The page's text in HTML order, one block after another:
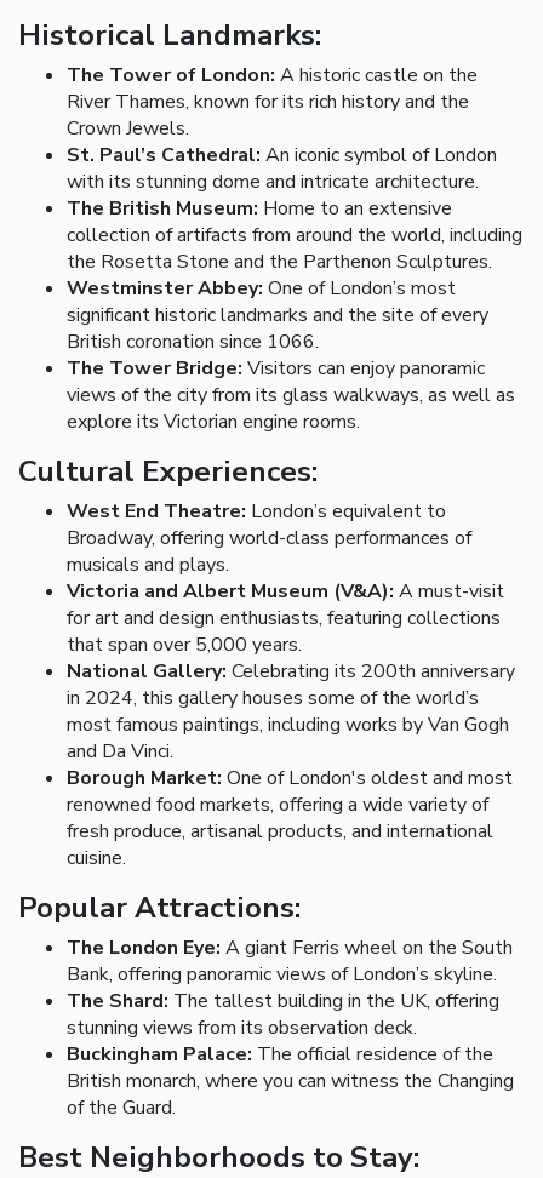
Historical Landmarks:
The Tower of London: A historic castle on the
River Thames, known for its rich history and the
Crown Jewels.
St. Paul’s Cathedral: An iconic symbol of London
with its stunning dome and intricate architecture.
The British Museum: Home to an extensive
collection of artifacts from around the world, including
the Rosetta Stone and the Parthenon Sculptures.
Westminster Abbey: One of London’s most
significant historic landmarks and the site of every
British coronation since 1066.
The Tower Bridge: Visitors can enjoy panoramic
views of the city from its glass walkways, as well as
explore its Victorian engine rooms.
Cultural Experiences:
West End Theatre: London’s equivalent to
Broadway, offering world-class performances of
musicals and plays.
Victoria and Albert Museum (V&A): A must-visit
for art and design enthusiasts, featuring collections
that span over 5,000 years.
National Gallery: Celebrating its 200th anniversary
in 2024, this gallery houses some of the world’s
most famous paintings, including works by Van Gogh
and Da Vinci.
Borough Market: One of London's oldest and most
renowned food markets, offering a wide variety of
fresh produce, artisanal products, and international
cuisine.
Popular Attractions:
The London Eye: A giant Ferris wheel on the South
Bank, offering panoramic views of London’s skyline.
The Shard: The tallest building in the UK, offering
stunning views from its observation deck.
Buckingham Palace: The official residence of the
British monarch, where you can witness the Changing
of the Guard.
Best Neighborhoods to Stay: